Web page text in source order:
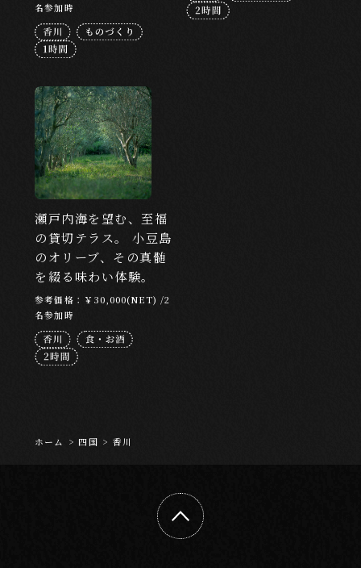
CATEGORY
カテゴリーから探す
文化・芸能 食・お酒
アドベンチャー
ナイトタイム ものづくり
ABOUT
EXPERISUSについて
名参加時
瀬戸内海を望む、至福
の貸切テラス。 小豆島
のオリーブ、その真髄
を綴る味わい体験。
参考価格：￥30,000(NET) /2
名参加時
ホーム > 四国 > 香川